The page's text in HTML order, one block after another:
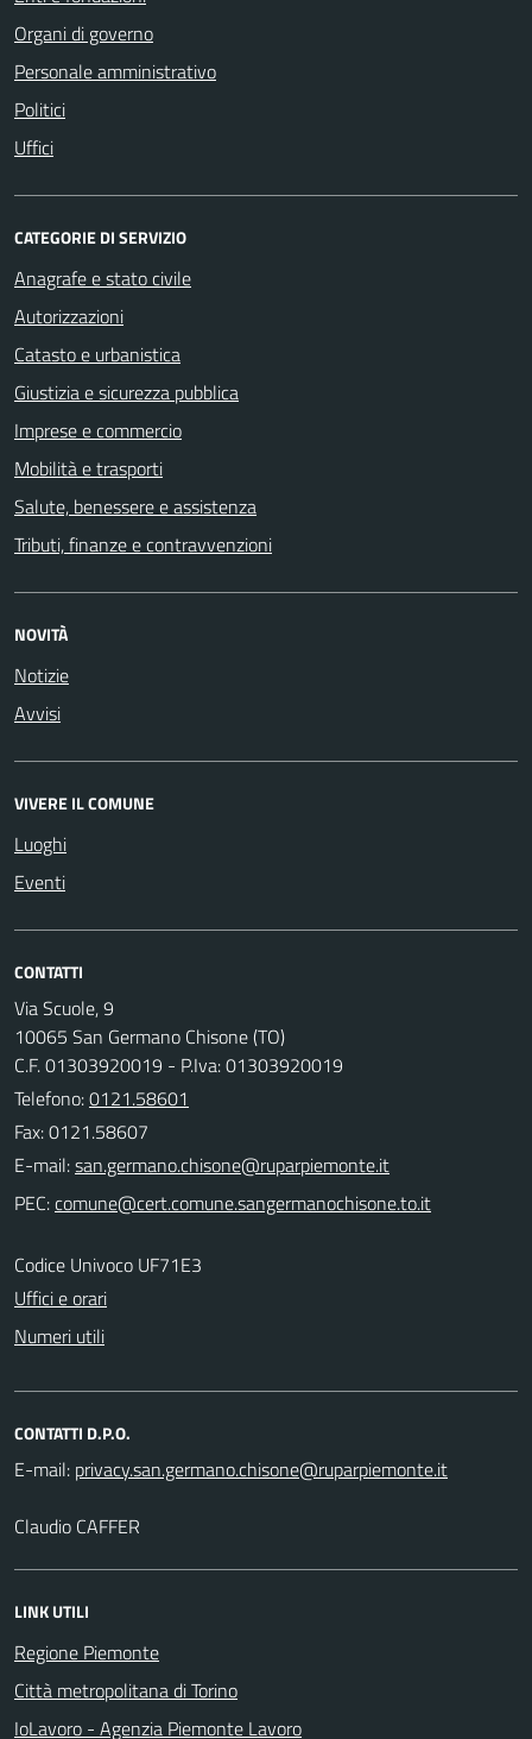
Organi di governo
Personale amministrativo
Politici
Uffici
CATEGORIE DI SERVIZIO
Anagrafe e stato civile
Autorizzazioni
Catasto e urbanistica
Giustizia e sicurezza pubblica
Imprese e commercio
Mobilità e trasporti
Salute, benessere e assistenza
Tributi, finanze e contravvenzioni
NOVITÀ
Notizie
Avvisi
VIVERE IL COMUNE
Luoghi
Eventi
CONTATTI
Via Scuole, 9
10065 San Germano Chisone (TO)
C.F. 01303920019 - P.Iva: 01303920019
Telefono:0121.58601
Fax: 0121.58607
E-mail:
PEC:
Codice Univoco UF71E3
Uffici e orari
Numeri utili
CONTATTI D.P.O.
E-mail:
Claudio CAFFER
LINK UTILI
Regione Piemonte
Città metropolitana di Torino
IoLavoro - Agenzia Piemonte Lavoro